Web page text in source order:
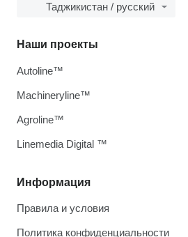
Таджикистан / русский
Информация
Правила и условия
Политика конфиденциальности
Наши проекты
Autoline™
Machineryline™
Agroline™
Linemedia Digital ™